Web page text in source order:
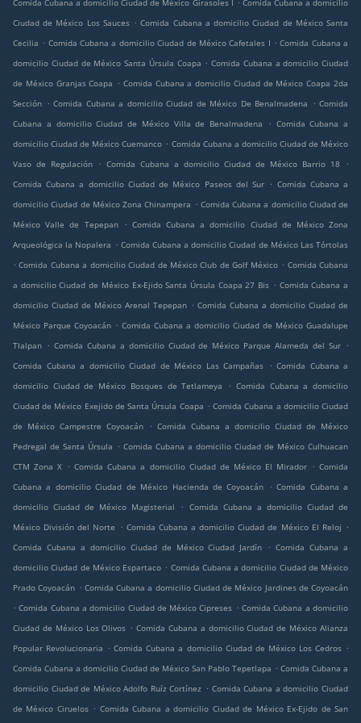
Comida Cubana a domicilio Ciudad de México Girasoles I
Comida Cubana a domicilio
Ciudad de México Los Sauces . Comida Cubana a domicilio Ciudad de México Santa
Cecilia . Comida Cubana a domicilio Ciudad de México Cafetales I . Comida Cubana a
domicilio Ciudad de México Santa Úrsula Coapa . Comida Cubana a domicilio Ciudad
de México Granjas Coapa . Comida Cubana a domicilio Ciudad de México Coapa 2da
Sección . Comida Cubana a domicilio Ciudad de México De Benalmadena . Comida
Cubana a domicilio Ciudad de México Villa de Benalmadena
. Comida Cubana a
domicilio Ciudad de México Cuemanco . Comida Cubana a domicilio Ciudad de México
Vaso de Regulación
. Comida Cubana a domicilio Ciudad de México Barrio 18
.
Comida Cubana a domicilio Ciudad de México Paseos del Sur . Comida Cubana a
domicilio Ciudad de México Zona Chinampera . Comida Cubana a domicilio Ciudad de
México Valle de Tepepan
. Comida Cubana a domicilio Ciudad de México Zona
Arqueológica la Nopalera . Comida Cubana a domicilio Ciudad de México Las Tórtolas
. Comida Cubana a domicilio Ciudad de México Club de Golf México . Comida Cubana
a domicilio Ciudad de México Ex-Ejido Santa Úrsula Coapa 27 Bis . Comida Cubana a
domicilio Ciudad de México Arenal Tepepan . Comida Cubana a domicilio Ciudad de
México Parque Coyoacán . Comida Cubana a domicilio Ciudad de México Guadalupe
Tlalpan . Comida Cubana a domicilio Ciudad de México Parque Alameda del Sur .
Comida Cubana a domicilio Ciudad de México Las Campañas
. Comida Cubana a
domicilio Ciudad de México Bosques de Tetlameya
. Comida Cubana a domicilio
Ciudad de México Exejido de Santa Úrsula Coapa . Comida Cubana a domicilio Ciudad
de México Campestre Coyoacán
. Comida Cubana a domicilio Ciudad de México
Pedregal de Santa Úrsula . Comida Cubana a domicilio Ciudad de México Culhuacan
CTM Zona X . Comida Cubana a domicilio Ciudad de México El Mirador . Comida
Cubana a domicilio Ciudad de México Hacienda de Coyoacán
. Comida Cubana a
domicilio Ciudad de México Magisterial
. Comida Cubana a domicilio Ciudad de
México División del Norte
. Comida Cubana a domicilio Ciudad de México El Reloj .
Comida Cubana a domicilio Ciudad de México Ciudad Jardín
. Comida Cubana a
domicilio Ciudad de México Espartaco . Comida Cubana a domicilio Ciudad de México
Prado Coyoacán . Comida Cubana a domicilio Ciudad de México Jardines de Coyoacán
. Comida Cubana a domicilio Ciudad de México Cipreses . Comida Cubana a domicilio
Ciudad de México Los Olivos . Comida Cubana a domicilio Ciudad de México Alianza
Popular Revolucionaria . Comida Cubana a domicilio Ciudad de México Los Cedros .
Comida Cubana a domicilio Ciudad de México San Pablo Tepetlapa . Comida Cubana a
domicilio Ciudad de México Adolfo Ruíz Cortínez . Comida Cubana a domicilio Ciudad
de México Ciruelos . Comida Cubana a domicilio Ciudad de México Ex-Ejido de San